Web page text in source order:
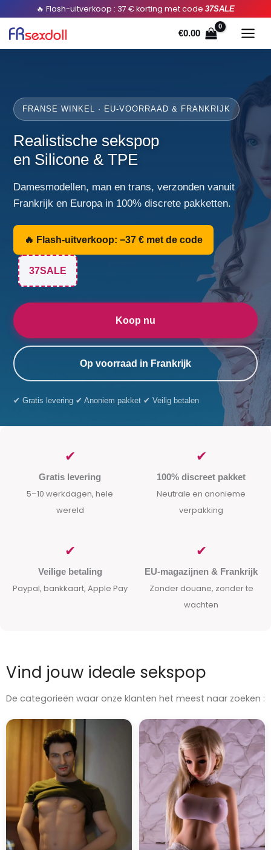
Doorgaan
artikel
🔥 Flash-uitverkoop : 37 € korting met code 37SALE
€0.00
FRANSE WINKEL · EU-VOORRAAD & FRANKRIJK
Realistische sekspop
en Silicone & TPE
Damesmodellen, man en trans, verzonden vanuit
Frankrijk en Europa in 100% discrete pakketten.
🔥 Flash-uitverkoop: −37 € met de code
37SALE
Koop nu
Op voorraad in Frankrijk
✔ Gratis levering ✔ Anoniem pakket ✔ Veilig betalen
✔
Gratis levering
5–10 werkdagen, hele
wereld
✔
100% discreet pakket
Neutrale en anonieme
verpakking
✔
Veilige betaling
Paypal, bankkaart, Apple Pay
✔
EU-magazijnen & Frankrijk
Zonder douane, zonder te
wachten
Vind jouw ideale sekspop
De categorieën waar onze klanten het meest naar zoeken :